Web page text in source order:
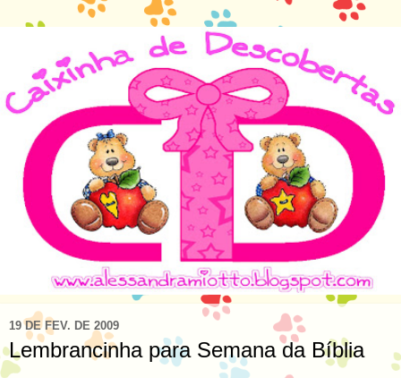
19 DE FEV. DE 2009
Lembrancinha para Semana da Bíblia